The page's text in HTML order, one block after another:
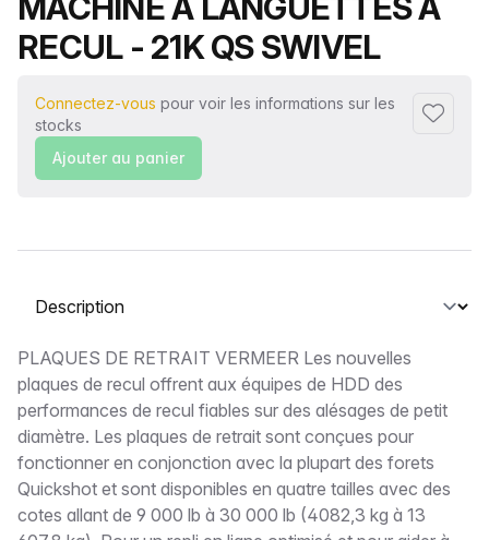
RECUL - 21K QS SWIVEL
Connectez-vous pour voir les informations sur les
stocks
Ajouter
Ajouter au panier
Sélectionnez un onglet
Description
PLAQUES DE RETRAIT VERMEER Les nouvelles
plaques de recul offrent aux équipes de HDD des
performances de recul fiables sur des alésages de petit
diamètre. Les plaques de retrait sont conçues pour
fonctionner en conjonction avec la plupart des forets
Quickshot et sont disponibles en quatre tailles avec des
cotes allant de 9 000 lb à 30 000 lb (4082,3 kg à 13